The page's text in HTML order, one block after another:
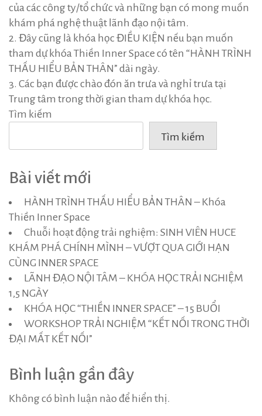
của các công ty/tổ chức và những bạn có mong muốn
khám phá nghệ thuật lãnh đạo nội tâm.
2. Đây cũng là khóa học ĐIỀU KIỆN nếu bạn muốn
tham dự khóa Thiền Inner Space có tên “HÀNH TRÌNH
THẤU HIỂU BẢN THÂN” dài ngày.
3. Các bạn được chào đón ăn trưa và nghỉ trưa tại
Trung tâm trong thời gian tham dự khóa học.
Tìm kiếm
Tìm kiếm
Bài viết mới
HÀNH TRÌNH THẤU HIỂU BẢN THÂN – Khóa
Thiền Inner Space
Chuỗi hoạt động trải nghiệm: SINH VIÊN HUCE
KHÁM PHÁ CHÍNH MÌNH – VƯỢT QUA GIỚI HẠN
CÙNG INNER SPACE
LÃNH ĐẠO NỘI TÂM – KHÓA HỌC TRẢI NGHIỆM
1,5 NGÀY
KHÓA HỌC “THIỀN INNER SPACE” – 15 BUỔI
WORKSHOP TRẢI NGHIỆM “KẾT NỐI TRONG THỜI
ĐẠI MẤT KẾT NỐI”
Bình luận gần đây
Không có bình luận nào để hiển thị.